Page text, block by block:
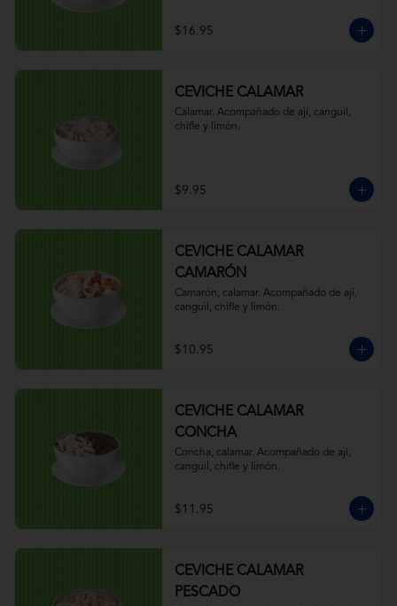
$16.95
CEVICHE CALAMAR
Calamar. Acompañado de ají, canguil,
chifle y limón.
$9.95
CEVICHE CALAMAR
CAMARÓN
Camarón, calamar. Acompañado de ají,
canguil, chifle y limón.
$10.95
CEVICHE CALAMAR
CONCHA
Concha, calamar. Acompañado de ají,
canguil, chifle y limón.
$11.95
CEVICHE CALAMAR
PESCADO